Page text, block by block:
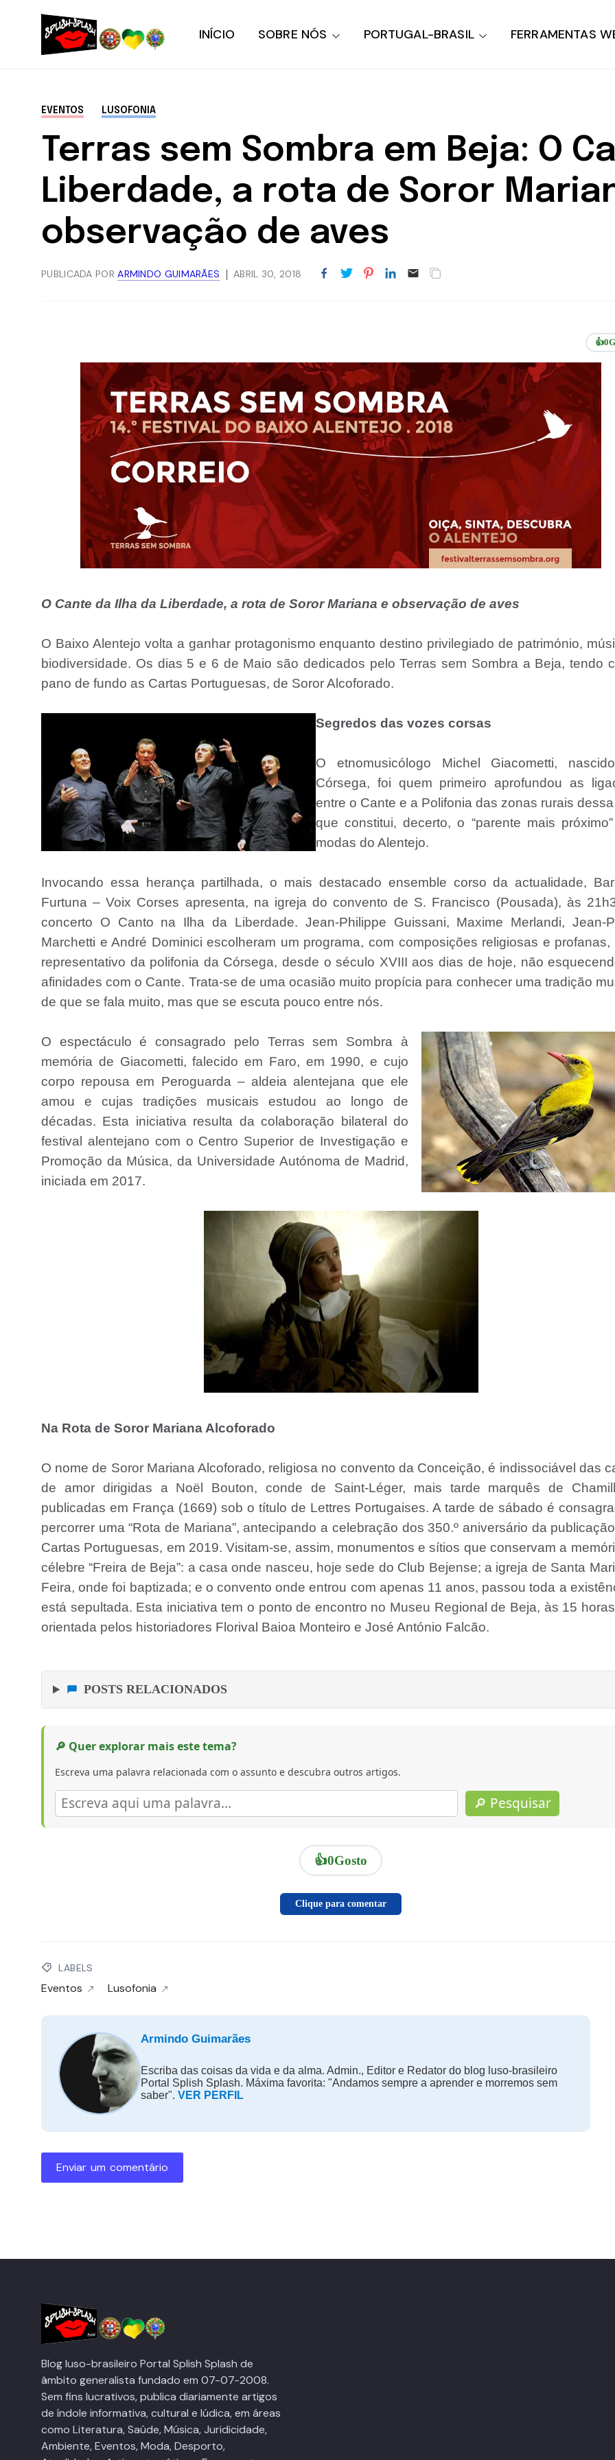
INÍCIO SOBRE NÓS PORTUGAL-BRASIL FERRAMENTAS
EVENTOS LUSOFONIA
Terras sem Sombra em Beja: O
Liberdade, a rota de Soror
observação de aves
PUBLICADA PORARMINDO GUIMARÃES ABRIL 30, 2018
👍0
O Cante da Ilha da Liberdade, a rota de Soror Mariana e observação de aves
O Baixo Alentejo volta a ganhar protagonismo enquanto destino privilegiado de património,
biodiversidade. Os dias 5 e 6 de Maio são dedicados pelo Terras sem Sombra a Beja, tendo
pano de fundo as Cartas Portuguesas, de Soror Alcoforado.
Segredos das vozes corsas
O etnomusicólogo Michel Giacometti,
Córsega, foi quem primeiro aprofundou as
entre o Cante e a Polifonia das zonas rurais
que constitui, decerto, o “parente mais
modas do Alentejo.
Invocando essa herança partilhada, o mais destacado ensemble corso da actualidade,
Furtuna – Voix Corses apresenta, na igreja do convento de S. Francisco (Pousada), às
concerto O Canto na Ilha da Liberdade. Jean-Philippe Guissani, Maxime Merlandi, Jean-
Marchetti e André Dominici escolheram um programa, com composições religiosas e profanas,
representativo da polifonia da Córsega, desde o século XVIII aos dias de hoje, não
afinidades com o Cante. Trata-se de uma ocasião muito propícia para conhecer uma tradição
de que se fala muito, mas que se escuta pouco entre nós.
O espectáculo é consagrado pelo Terras sem Sombra à
memória de Giacometti, falecido em Faro, em 1990, e cujo
corpo repousa em Peroguarda – aldeia alentejana que ele
amou e cujas tradições musicais estudou ao longo de
décadas. Esta iniciativa resulta da colaboração bilateral do
festival alentejano com o Centro Superior de Investigação e
Promoção da Música, da Universidade Autónoma de Madrid,
iniciada em 2017.
Na Rota de Soror Mariana Alcoforado
O nome de Soror Mariana Alcoforado, religiosa no convento da Conceição, é indissociável das
de amor dirigidas a Noël Bouton, conde de Saint-Léger, mais tarde marquês de
publicadas em França (1669) sob o título de Lettres Portugaises. A tarde de sábado é
percorrer uma “Rota de Mariana”, antecipando a celebração dos 350.º aniversário da
Cartas Portuguesas, em 2019. Visitam-se, assim, monumentos e sítios que conservam a
célebre “Freira de Beja”: a casa onde nasceu, hoje sede do Club Bejense; a igreja de Santa
Feira, onde foi baptizada; e o convento onde entrou com apenas 11 anos, passou toda a
está sepultada. Esta iniciativa tem o ponto de encontro no Museu Regional de Beja, às 15
orientada pelos historiadores Florival Baioa Monteiro e José António Falcão.
POSTS RELACIONADOS
🔎 Quer explorar mais este tema?
Escreva uma palavra relacionada com o assunto e descubra outros artigos.
🔎 Pesquisar
👍0Gosto
Clique para comentar
LABELS
Eventos Lusofonia
Armindo Guimarães
Escriba das coisas da vida e da alma. Admin., Editor e Redator do blog luso-brasileiro
Portal Splish Splash. Máxima favorita: "Andamos sempre a aprender e morremos sem
saber". VER PERFIL
Enviar um comentário
Blog luso-brasileiro Portal Splish Splash de
âmbito generalista fundado em 07-07-2008.
Sem fins lucrativos, publica diariamente artigos
de índole informativa, cultural e lúdica, em áreas
como Literatura, Saúde, Música, Juridicidade,
Ambiente, Eventos, Moda, Desporto,